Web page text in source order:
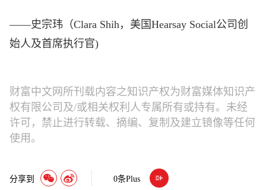
——史宗玮（Clara Shih，美国Hearsay Social公司创
始人及首席执行官)
财富中文网所刊载内容之知识产权为财富媒体知识产
权有限公司及/或相关权利人专属所有或持有。未经
许可，禁止进行转载、摘编、复制及建立镜像等任何
使用。
分享到 0条Plus